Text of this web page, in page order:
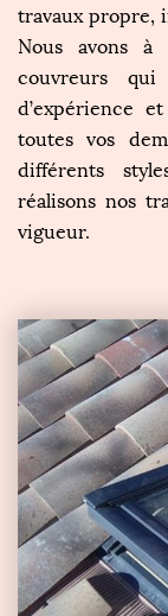
travaux propre,
Nous avons à
couvreurs
d’expérience
toutes vos
différents
réalisons nos
vigueur.